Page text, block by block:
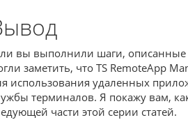
вы выполнили шаги, описанные
заметить, что TS RemoteApp
использования удаленных
терминалов. Я покажу вам,
части этой серии статей.